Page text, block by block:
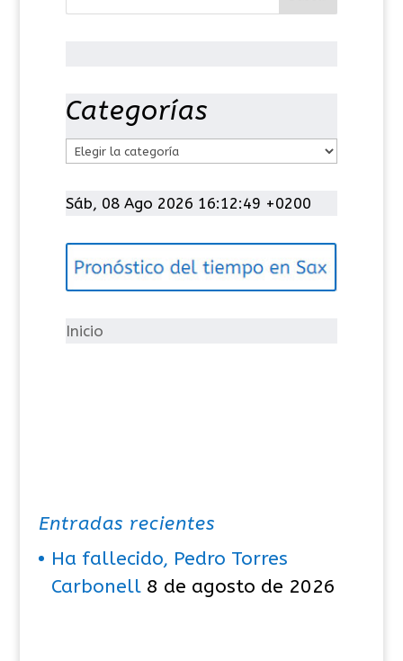
Categorías
t
g
í
Sáb, 08 Ago 2026 16:12:50 +0200
Inicio
Entradas recientes
Ha fallecido, Pedro Torres
Carbonell 8 de agosto de 2026